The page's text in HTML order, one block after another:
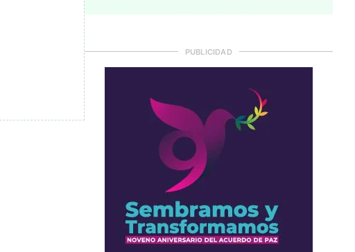
PUBLICIDAD